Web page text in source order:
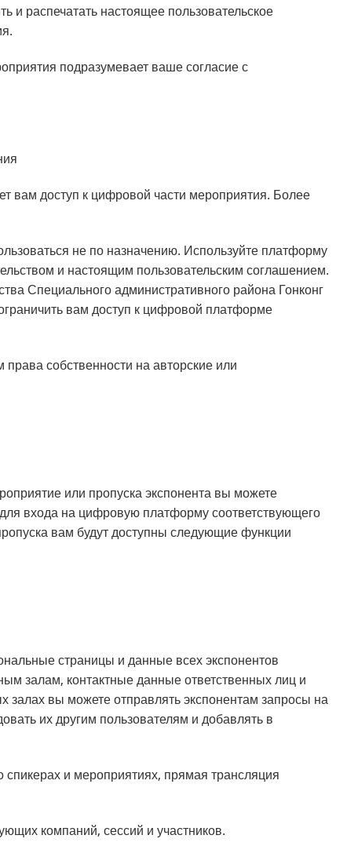
и распечатать настоящее пользовательское
подразумевает ваше согласие с
вам доступ к цифровой части мероприятия. Более
не по назначению. Используйте платформу
и настоящим пользовательским соглашением.
Специального административного района Гонконг
вам доступ к цифровой платформе
собственности на авторские или
или пропуска экспонента вы можете
входа на цифровую платформу соответствующего
вам будут доступны следующие функции
страницы и данные всех экспонентов
залам, контактные данные ответственных лиц и
вы можете отправлять экспонентам запросы на
их другим пользователям и добавлять в
и мероприятиях, прямая трансляция
компаний, сессий и участников.